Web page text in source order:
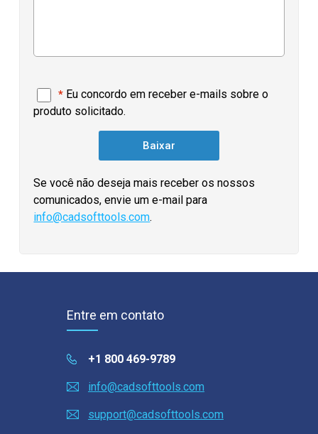
* Eu concordo em receber e-mails sobre o
produto solicitado.
Se você não deseja mais receber os nossos
comunicados, envie um e-mail para
info@cadsofttools.com.
Entre em contato
+1 800 469-9789
info@cadsofttools.com
support@cadsofttools.com